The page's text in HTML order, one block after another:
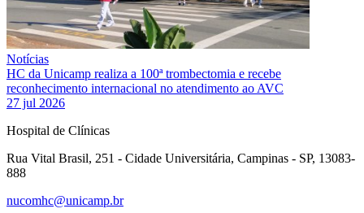
Notícias
HC da Unicamp realiza a 100ª trombectomia e recebe
reconhecimento internacional no atendimento ao AVC
27 jul 2026
Hospital de Clínicas
Rua Vital Brasil, 251 - Cidade Universitária, Campinas - SP, 13083-
888
nucomhc@unicamp.br